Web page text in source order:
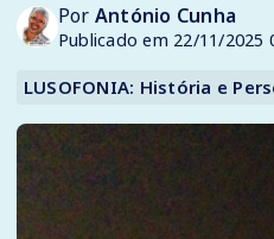
Por António Cunha
Publicado em 22/11/2025
LUSOFONIA: História e